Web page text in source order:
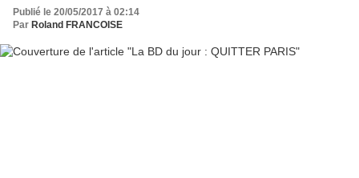
Publié le 20/05/2017 à 02:14
Par Roland FRANCOISE